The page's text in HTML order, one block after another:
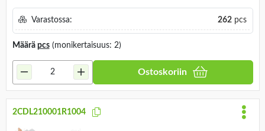
Varastossa: 262pcs
Määrä pcs(monikertaisuus: 2)
Ostoskoriin
2CDL210001R1004